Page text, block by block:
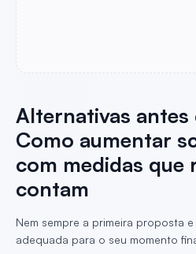
Alternativas
Como aumentar
com medidas que
contam
Nem sempre a primeira proposta
adequada para o seu momento